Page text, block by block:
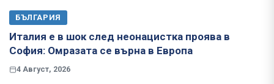
БЪЛГАРИЯ
Италия е в шок след неонацистка проява в
София: Омразата се върна в Европа
4 Август, 2026